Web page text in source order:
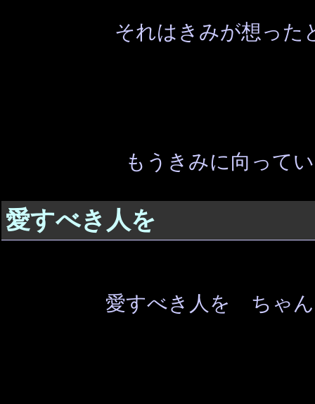
それはきみが想った
もうきみに向って
愛すべき人を
愛すべき人を ちゃ